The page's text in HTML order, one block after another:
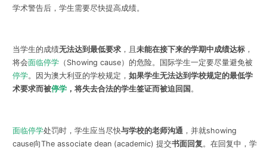
学术警告后，学生需要尽快提高成绩。
当学生的成绩无法达到最低要求，且 未能在接下来的学期中成绩达标，
将会面临停学（Showing cause）的危险。国际学生一定要尽量避免被
停学。因为澳大利亚的学校规定， 如果学生无法达到学校规定的最低学
术要求而被停学，将失去合法的学生签证而被迫回国 。
面临停学处罚时，学生应当尽快与学校的老师沟通 ，并就showing
cause向The associate dean (academic) 提交书面回复 。在回复中，学